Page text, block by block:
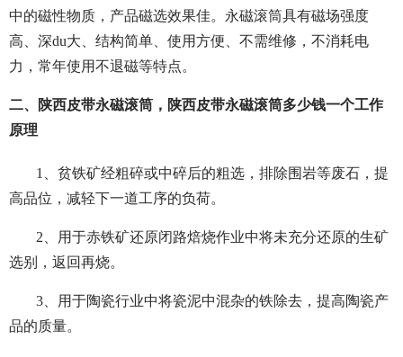
中的磁性物质，产品磁选效果佳。永磁滚筒具有磁场强度
高、深du大、结构简单、使用方便、不需维修，不消耗电
力，常年使用不退磁等特点。
二、陕西皮带永磁滚筒，陕西皮带永磁滚筒多少钱一个工作
原理
1、贫铁矿经粗碎或中碎后的粗选，排除围岩等废石，提
高品位，减轻下一道工序的负荷。
2、用于赤铁矿还原闭路焙烧作业中将未充分还原的生矿
选别，返回再烧。
3、用于陶瓷行业中将瓷泥中混杂的铁除去，提高陶瓷产
品的质量。